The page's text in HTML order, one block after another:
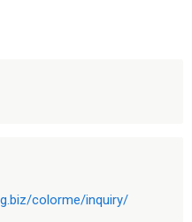
colorme/inquiry/